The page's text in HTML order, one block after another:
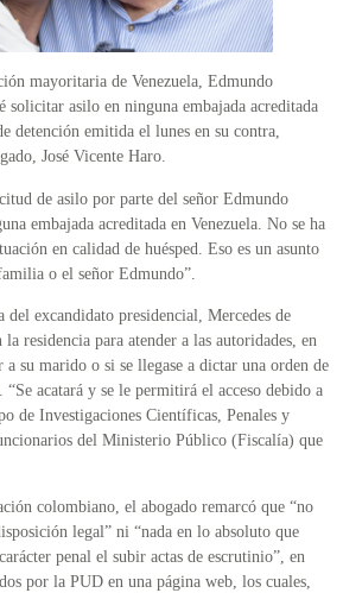
mayoritaria de Venezuela, Edmundo
solicitar asilo en ninguna embajada acreditada
detención emitida el lunes en su contra,
José Vicente Haro.
de asilo por parte del señor Edmundo
embajada acreditada en Venezuela. No se ha
en calidad de huésped. Eso es un asunto
o el señor Edmundo”.
del excandidato presidencial, Mercedes de
residencia para atender a las autoridades, en
a su marido o si se llegase a dictar una orden de
acatará y se le permitirá el acceso debido a
de Investigaciones Científicas, Penales y
del Ministerio Público (Fiscalía) que
colombiano, el abogado remarcó que “no
legal” ni “nada en lo absoluto que
penal el subir actas de escrutinio”, en
por la PUD en una página web, los cuales,